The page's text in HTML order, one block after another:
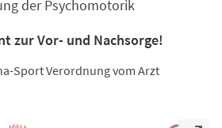
der Psychomotorik
zur Vor- und Nachsorge!
Sport Verordnung vom Arzt